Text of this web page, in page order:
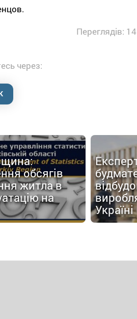
Переглядів:
через:
обсягів
житла в
на
Україні